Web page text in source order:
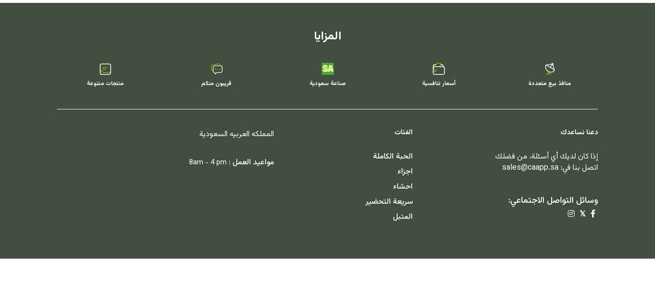
المزايا
منافذ بيع متعددة أسعار تنافسية صناعة سعودية قريبون منكم منتجات متنوعة
دعنا نساعدك
إذا كان لديك أي أسئلة، من فضلك
اتصل بنا في: sales@caapp.sa
وسائل التواصل الاجتماعي:
𝕏
الفئات
الحبة الكاملة
اجزاء
احشاء
سريعة التحضير
المتبل
المملكه العربيه السعودية
مواعيد العمل : 8am - 4 pm